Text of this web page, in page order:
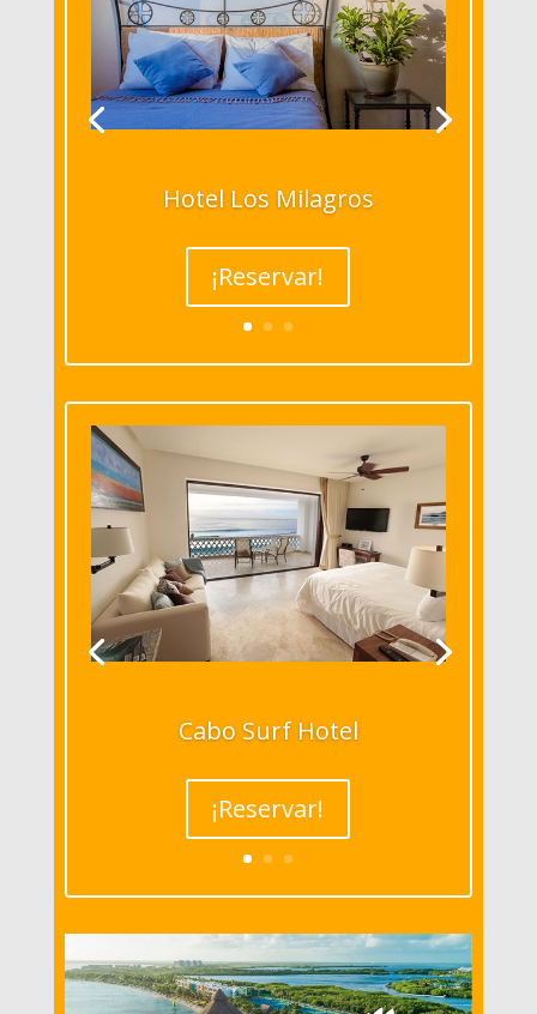
Hotel Los Milagros
¡Reservar!
Cabo Surf Hotel
¡Reservar!